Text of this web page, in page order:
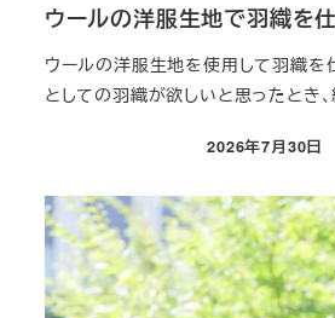
ウールの洋服生地で羽織を
ウールの洋服生地を使用して羽織を
としての羽織が欲しいと思ったとき
投稿日
2026年7月30日